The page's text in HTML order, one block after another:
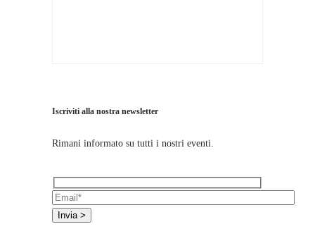
Iscriviti alla nostra newsletter
Rimani informato su tutti i nostri eventi.